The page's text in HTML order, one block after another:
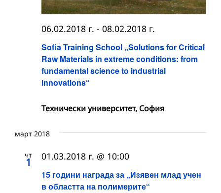
Sofia Training School „Solutions for Critical
Raw Materials in extreme conditions: from
fundamental science to industrial
innovations“
06.02.2018 г. - 08.02.2018 г.
Технически университет, София
март 2018
чт
1
15 години награда за „Изявен млад учен
в областта на полимерите“
01.03.2018 г. @ 10:00